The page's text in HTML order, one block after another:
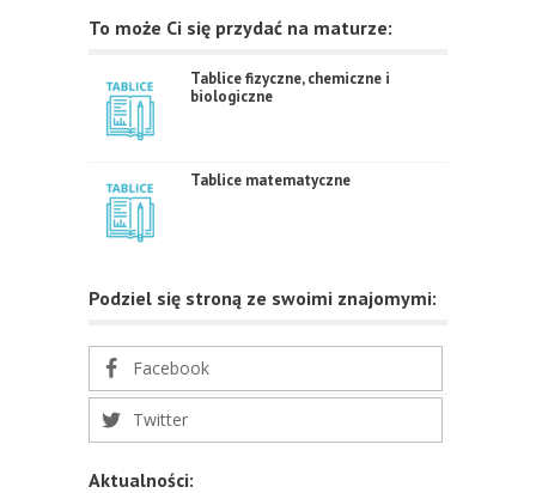
To może Ci się przydać na maturze:
Tablice fizyczne, chemiczne i
biologiczne
Tablice matematyczne
Podziel się stroną ze swoimi znajomymi:
Facebook
Twitter
Aktualności: